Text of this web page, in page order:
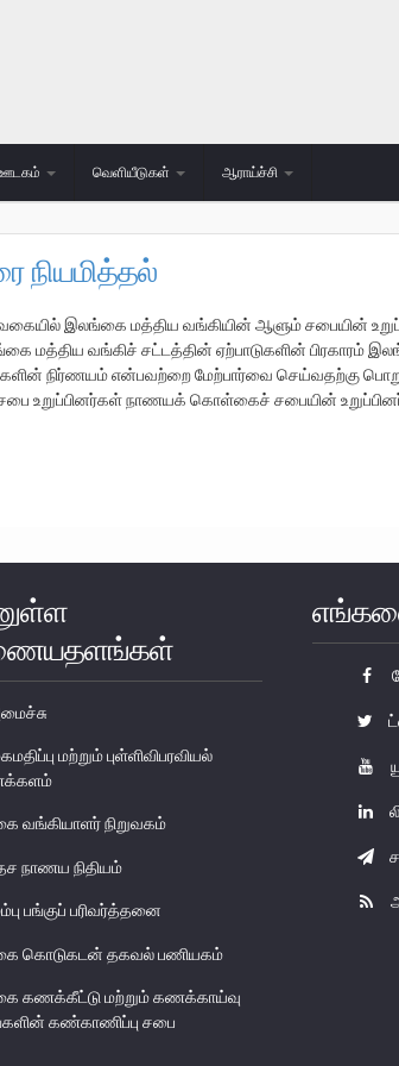
வெளியீடுகள் ஆராய்ச்சி
நியமித்தல்
இலங்கை மத்திய வங்கியின் ஆளும் சபையின்
வங்கிச் சட்டத்தின் ஏற்பாடுகளின் பிரகாரம்
நிர்ணயம் என்பவற்றை மேற்பார்வை செய்வதற்கு
உறுப்பினர்கள் நாணயக் கொள்கைச் சபையின்
மற்றும் புள்ளிவிபரவியல்
வங்கியாளர் நிறுவகம்
நாணய நிதியம்
பங்குப் பரிவர்த்தனை
கொடுகடன் தகவல் பணியகம்
கணக்கீட்டு மற்றும் கணக்காய்வு
கண்காணிப்பு சபை